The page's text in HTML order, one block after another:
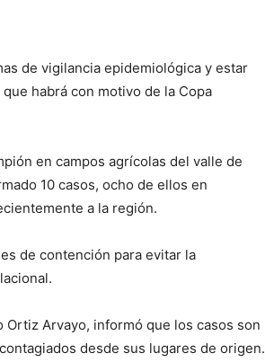
de vigilancia epidemiológica y estar
habrá con motivo de la Copa
en campos agrícolas del valle de
10 casos, ocho de ellos en
a la región.
de contención para evitar la
Arvayo, informó que los casos son
desde sus lugares de origen.